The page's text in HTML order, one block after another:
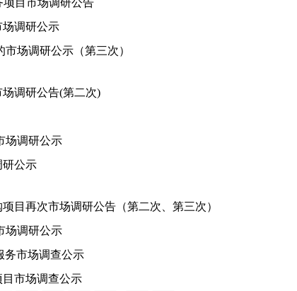
目市场调研公告
调研公示
场调研公示（第三次）
调研公告(第二次)
场调研公示
研公示
目再次市场调研公告（第二次、第三次）
场调研公示
务市场调查公示
市场调查公示